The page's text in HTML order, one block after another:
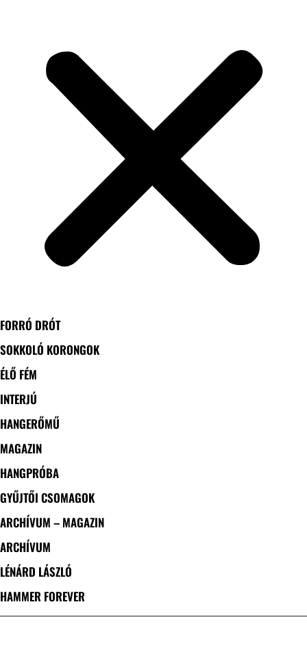
FORRÓ DRÓT
SOKKOLÓ KORONGOK
ÉLŐ FÉM
INTERJÚ
HANGERŐMŰ
MAGAZIN
HANGPRÓBA
GYŰJTŐI CSOMAGOK
ARCHÍVUM – MAGAZIN
ARCHÍVUM
LÉNÁRD LÁSZLÓ
HAMMER FOREVER